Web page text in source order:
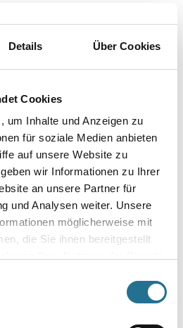
Details Über Cookies
Cookies
um Inhalte und Anzeigen zu
für soziale Medien anbieten
auf unsere Website zu
wir Informationen zu Ihrer
an unsere Partner für
und Analysen weiter. Unsere
möglicherweise mit
die Sie ihnen bereitgestellt